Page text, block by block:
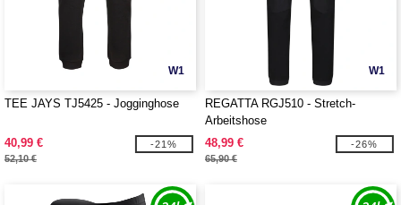
W1
TEE JAYS TJ5425 - Jogginghose
40,99 €
52,10 €
-21%
W1
REGATTA RGJ510 - Stretch-
Arbeitshose
48,99 €
65,90 €
-26%